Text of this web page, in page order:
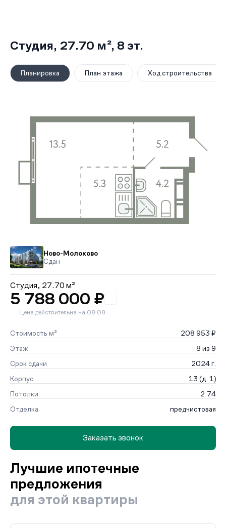
Студия, 27.70 м², 8 эт.
Планировка План этажа Ход строительства
Ново-Молоково
Сдан
Студия, 27.70 м²
5 788 000 ₽
Цена действительна на 08.08
Стоимость м²
208 953 ₽
Этаж
8 из 9
Срок сдачи
2024 г.
Корпус
13 (д. 1)
Потолки
2.74
Отделка
предчистовая
Заказать звонок
Лучшие ипотечные
предложения
для этой квартиры